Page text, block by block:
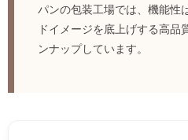
パンの包装工場では、機能性
ドイメージを底上げする高品
ンナップしています。